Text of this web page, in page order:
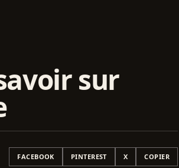
sur
FACEBOOK PINTEREST X COPIER